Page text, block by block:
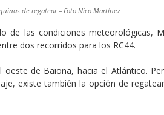
de regatear – Foto Nico Martínez
de las condiciones meteorológicas,
dos recorridos para los RC44.
oeste de Baiona, hacia el Atlántico.
existe también la opción de